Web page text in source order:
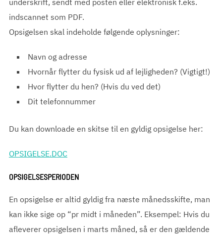
underskrift, sendt med posten eller elektronisk f.eks.
indscannet som PDF.
Opsigelsen skal indeholde følgende oplysninger:
Navn og adresse
Hvornår flytter du fysisk ud af lejligheden? (Vigtigt!)
Hvor flytter du hen? (Hvis du ved det)
Dit telefonnummer
Du kan downloade en skitse til en gyldig opsigelse her:
OPSIGELSE.DOC
OPSIGELSESPERIODEN
En opsigelse er altid gyldig fra næste månedsskifte, man
kan ikke sige op “pr midt i måneden”. Eksempel: Hvis du
afleverer opsigelsen i marts måned, så er den gældende